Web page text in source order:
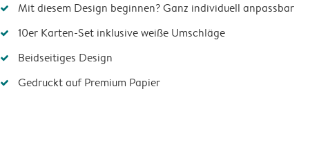
Mit diesem Design beginnen? Ganz individuell anpassbar
10er Karten-Set inklusive weiße Umschläge
Beidseitiges Design
Gedruckt auf Premium Papier